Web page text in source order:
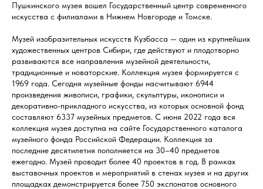
Пушкинского музея вошел Государственный центр современного
искусства с филиалами в Нижнем Новгороде и Томске.
Музей изобразительных искусств Кузбасса — один из крупнейших
художественных центров Сибири, где действуют и плодотворно
развиваются все направления музейной деятельности,
традиционные и новаторские. Коллекция музея формируется с
1969 года. Сегодня музейные фонды насчитывают 6944
произведения живописи, графики, скульптуры, иконописи и
декоративно-прикладного искусства, из которых основной фонд
составляют 6337 музейных предметов. С июня 2022 года вся
коллекция музея доступна на сайте Государственного каталога
музейного фонда Российской Федерации. Коллекция за
последние десятилетия пополняется на 30–40 предметов
ежегодно. Музей проводит более 40 проектов в год. В рамках
выставочных проектов и мероприятий в стенах музея и на других
площадках демонстрируется более 750 экспонатов основного